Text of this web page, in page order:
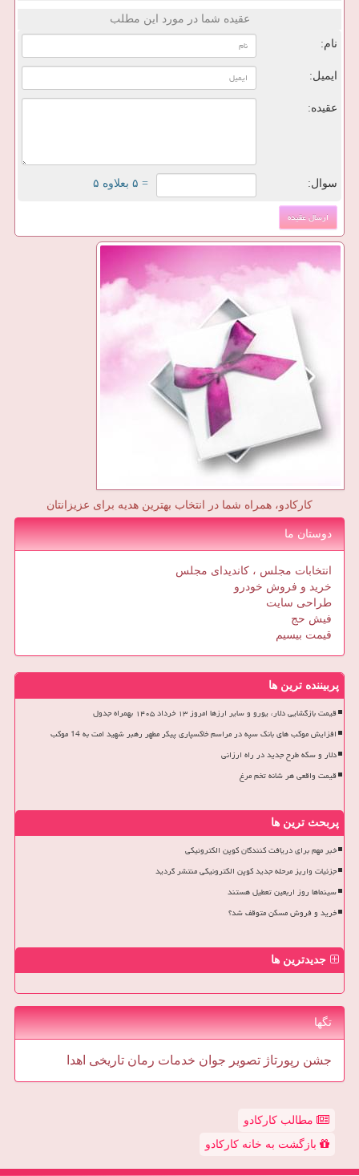
عقیده شما در مورد این مطلب
نام:
ایمیل:
عقیده:
سوال: = ۵ بعلاوه ۵
کارکادو، همراه شما در انتخاب بهترین هدیه برای عزیزانتان
دوستان ما
انتخابات مجلس ، کاندیدای مجلس
خرید و فروش خودرو
طراحی سایت
فیش حج
قیمت بیسیم
پربیننده ترین ها
قیمت بازگشایی دلار، یورو و سایر ارزها امروز ۱۳ خرداد ۱۴۰۵ بهمراه جدول
افزایش موکب های بانک سپه در مراسم خاکسپاری پیکر مطهر رهبر شهید امت به 14 موکب
دلار و سکه طرح جدید در راه ارزانی
قیمت واقعی هر شانه تخم مرغ
پربحث ترین ها
خبر مهم برای دریافت کنندگان کوپن الکترونیکی
جزئیات واریز مرحله جدید کوپن الکترونیکی منتشر گردید
سینماها روز اربعین تعطیل هستند
خرید و فروش مسکن متوقف شد؟
جدیدترین ها
تگها
جشن رپورتاژ تصویر جوان خدمات رمان تاریخی اهدا
مطالب کارکادو
بازگشت به خانه کارکادو